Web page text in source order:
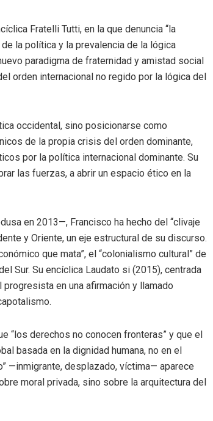
Fratelli Tutti, en la que denuncia “la
la política y la prevalencia de la lógica
paradigma de fraternidad y amistad social
orden internacional no regido por la lógica del
occidental, sino posicionarse como
de la propia crisis del orden dominante,
por la política internacional dominante. Su
las fuerzas, a abrir un espacio ético en la
en 2013—, Francisco ha hecho del “clivaje
y Oriente, un eje estructural de su discurso.
que mata”, el “colonialismo cultural” de
Sur. Su encíclica Laudato si (2015), centrada
en una afirmación y llamado
“los derechos no conocen fronteras” y que el
basada en la dignidad humana, no en el
—inmigrante, desplazado, víctima— aparece
moral privada, sino sobre la arquitectura del